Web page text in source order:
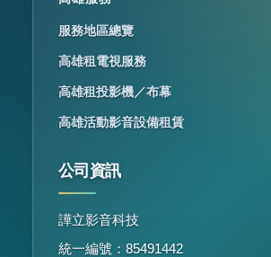
服務地區總覽
高雄租電視服務
高雄租投影機／布幕
高雄活動影音設備租賃
公司資訊
譁立影音科技
統一編號：85491442